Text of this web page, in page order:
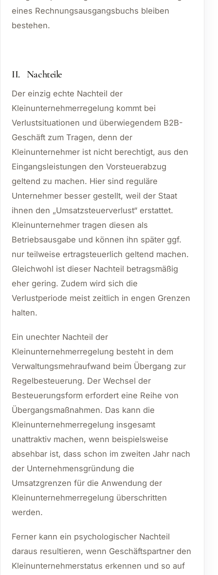
eines Rechnungsausgangsbuchs bleiben
bestehen.
II. Nachteile
Der einzig echte Nachteil der
Kleinunternehmerregelung kommt bei
Verlustsituationen und überwiegendem B2B-
Geschäft zum Tragen, denn der
Kleinunternehmer ist nicht berechtigt, aus den
Eingangsleistungen den Vorsteuerabzug
geltend zu machen. Hier sind reguläre
Unternehmer besser gestellt, weil der Staat
ihnen den „Umsatzsteuerverlust“ erstattet.
Kleinunternehmer tragen diesen als
Betriebsausgabe und können ihn später ggf.
nur teilweise ertragsteuerlich geltend machen.
Gleichwohl ist dieser Nachteil betragsmäßig
eher gering. Zudem wird sich die
Verlustperiode meist zeitlich in engen Grenzen
halten.
Ein unechter Nachteil der
Kleinunternehmerregelung besteht in dem
Verwaltungsmehraufwand beim Übergang zur
Regelbesteuerung. Der Wechsel der
Besteuerungsform erfordert eine Reihe von
Übergangsmaßnahmen. Das kann die
Kleinunternehmerregelung insgesamt
unattraktiv machen, wenn beispielsweise
absehbar ist, dass schon im zweiten Jahr nach
der Unternehmensgründung die
Umsatzgrenzen für die Anwendung der
Kleinunternehmerregelung überschritten
werden.
Ferner kann ein psychologischer Nachteil
daraus resultieren, wenn Geschäftspartner den
Kleinunternehmerstatus erkennen und so auf